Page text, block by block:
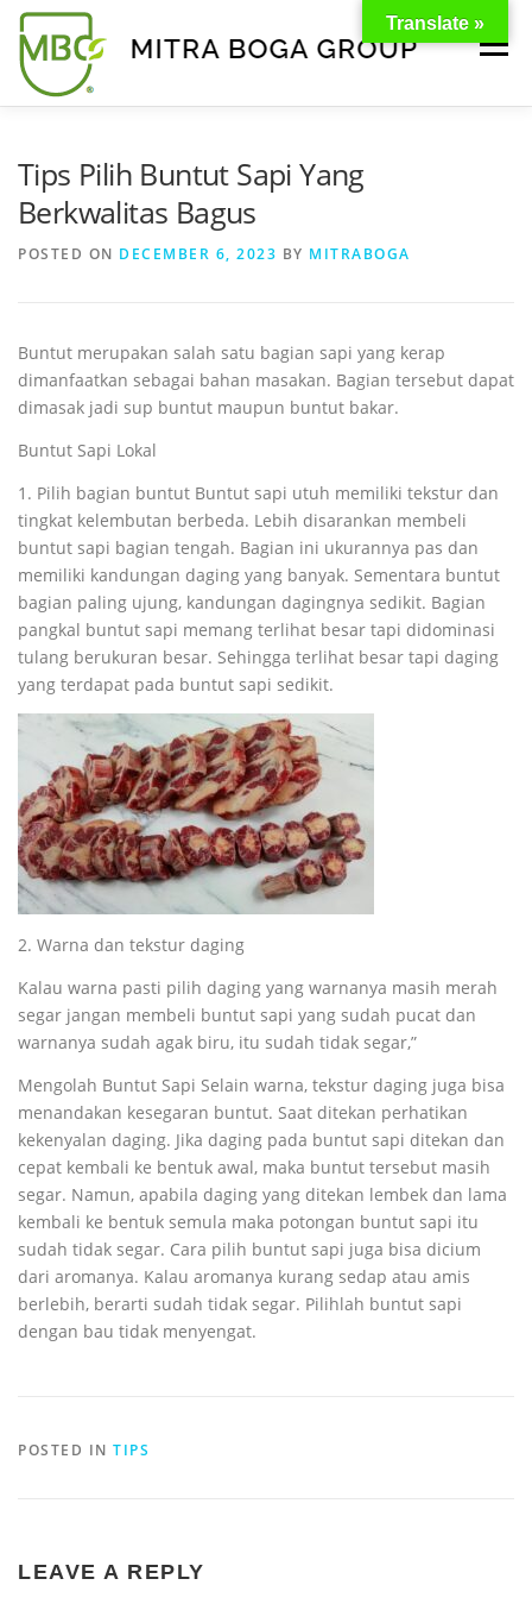
Menu
Tips Pilih Buntut Sapi Yang
Berkwalitas Bagus
POSTED ON DECEMBER 6, 2023 BY MITRABOGA
Buntut merupakan salah satu bagian sapi yang kerap
dimanfaatkan sebagai bahan masakan. Bagian tersebut dapat
dimasak jadi sup buntut maupun buntut bakar.
Buntut Sapi Lokal
1. Pilih bagian buntut Buntut sapi utuh memiliki tekstur dan
tingkat kelembutan berbeda. Lebih disarankan membeli
buntut sapi bagian tengah. Bagian ini ukurannya pas dan
memiliki kandungan daging yang banyak. Sementara buntut
bagian paling ujung, kandungan dagingnya sedikit. Bagian
pangkal buntut sapi memang terlihat besar tapi didominasi
tulang berukuran besar. Sehingga terlihat besar tapi daging
yang terdapat pada buntut sapi sedikit.
2. Warna dan tekstur daging
Kalau warna pasti pilih daging yang warnanya masih merah
segar jangan membeli buntut sapi yang sudah pucat dan
warnanya sudah agak biru, itu sudah tidak segar,”
Mengolah Buntut Sapi Selain warna, tekstur daging juga bisa
menandakan kesegaran buntut. Saat ditekan perhatikan
kekenyalan daging. Jika daging pada buntut sapi ditekan dan
cepat kembali ke bentuk awal, maka buntut tersebut masih
segar. Namun, apabila daging yang ditekan lembek dan lama
kembali ke bentuk semula maka potongan buntut sapi itu
sudah tidak segar. Cara pilih buntut sapi juga bisa dicium
dari aromanya. Kalau aromanya kurang sedap atau amis
berlebih, berarti sudah tidak segar. Pilihlah buntut sapi
dengan bau tidak menyengat.
POSTED IN TIPS
LEAVE A REPLY
Translate »